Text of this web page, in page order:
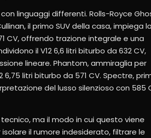
linguaggi differenti. Rolls-Royce
il primo SUV della casa, impiega la
CV, offrendo trazione integrale e una
il V12 6,6 litri biturbo da 632 CV,
lineare. Phantom, ammiraglia per
litri biturbo da 571 CV. Spectre,
del lusso silenzioso con 585
ma il modo in cui questo viene
il rumore indesiderato, filtrare le